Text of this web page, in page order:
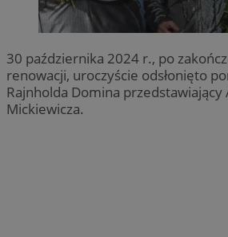
30 października 2024 r., po
renowacji, uroczyście odsłonięto
Rajnholda Domina przedstawiający
Mickiewicza.